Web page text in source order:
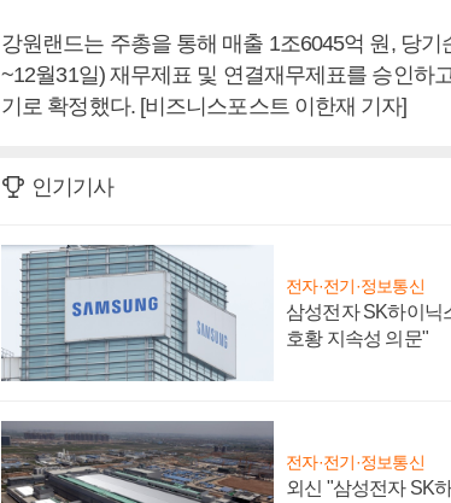
강원랜드는 주총을 통해 매출 1조6045억 원, 당
~12월31일) 재무제표 및 연결재무제표를 승인하
기로 확정했다. [비즈니스포스트 이한재 기자]
인기기사
전자·전기·정보통신
삼성전자 SK하이닉
호황 지속성 의문"
전자·전기·정보통신
외신 "삼성전자 SK